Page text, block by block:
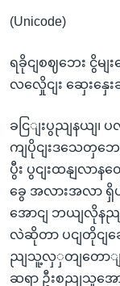
(Unicode)
ရခိုငျစဈဘေး ငွိမျ
လလှေိုငျး ဆှေးနှေးခ
ခငြျးပွညျနယျ၊
ကျပိုငျးဒသေတှဘ
ပွီး ပွငျးထနျလာ
ခွေ အလားအလာ ရှိ
အောငျ ဘယျလိုနညျ
လဲဆိုတာ ပငျတိုငျဆှ
ညျသူ့လှှတျတောျ ကို
ဆရာ ဦးစညျသူအ